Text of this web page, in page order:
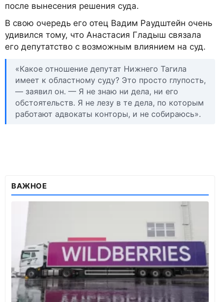
после вынесения решения суда.
В свою очередь его отец Вадим Раудштейн очень
удивился тому, что Анастасия Гладыш связала
его депутатство с возможным влиянием на суд.
«Какое отношение депутат Нижнего Тагила
имеет к областному суду? Это просто глупость,
— заявил он. — Я не знаю ни дела, ни его
обстоятельств. Я не лезу в те дела, по которым
работают адвокаты конторы, и не собираюсь».
ВАЖНОЕ